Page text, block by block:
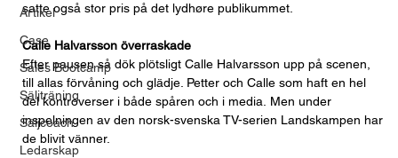
Artikel
Case
Sales Bootcamp
Säljträning
Säljcoach
Ledarskap
satte også stor pris på det lydhøre publikummet.
Calle Halvarsson överraskade
Efter pausen så dök plötsligt Calle Halvarsson upp på scenen,
till allas förvåning och glädje. Petter och Calle som haft en hel
del kontroverser i både spåren och i media. Men under
inspelningen av den norsk-svenska TV-serien Landskampen har
de blivit vänner.